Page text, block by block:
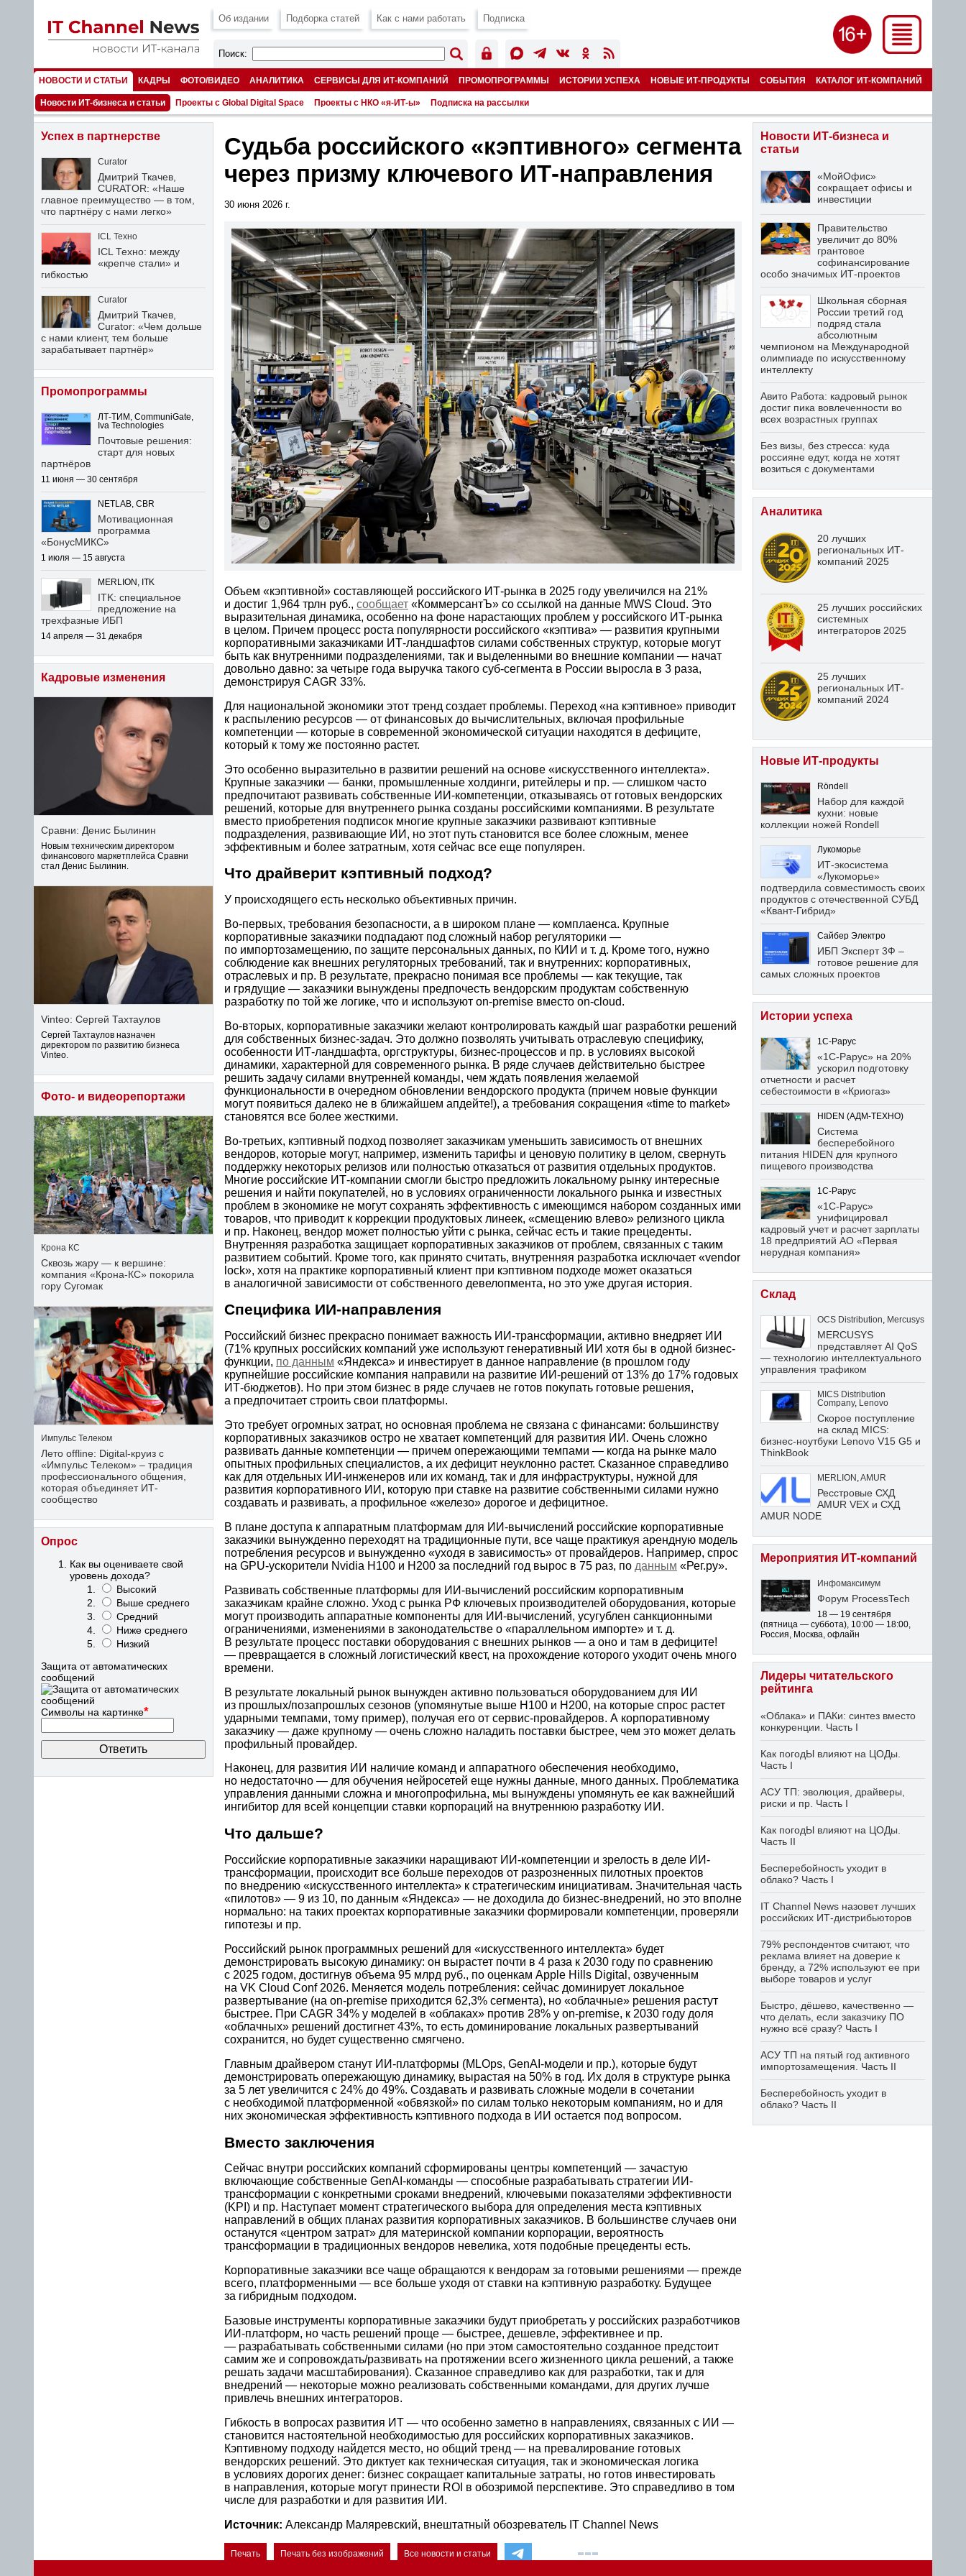
Об издании Подборка статей Как с нами работать Подписка
Поиск:
НОВОСТИ И СТАТЬИ КАДРЫ ФОТО/ВИДЕО АНАЛИТИКА СЕРВИСЫ ДЛЯ ИТ-КОМПАНИЙ ПРОМОПРОГРАММЫ ИСТОРИИ УСПЕХА НОВЫЕ ИТ-ПРОДУКТЫ СОБЫТИЯ КАТАЛОГ ИТ-КОМПАНИЙ
НОМЕРА
Новости ИТ-бизнеса и статьи Проекты с Global Digital Space Проекты с НКО «я-ИТ-ы» Подписка на рассылки
Судьба российского «кэптивного» сегмента
через призму ключевого ИТ-направления
30 июня 2026 г.
Объем «кэптивной» составляющей российского ИТ-рынка в 2025 году увеличился на 21%
и достиг 1,964 трлн руб., сообщает «КоммерсантЪ» со ссылкой на данные MWS Cloud. Это
выразительная динамика, особенно на фоне нарастающих проблем у российского ИТ-рынка
в целом. Причем процесс роста популярности российского «кэптива» — развития крупными
корпоративными заказчиками ИТ-ландшафтов силами собственных структур, которые могут
быть как внутренними подразделениями, так и выделенными во внешние компании — начат
довольно давно: за четыре года выручка такого суб-сегмента в России выросла в 3 раза,
демонстрируя CAGR 33%.
Для национальной экономики этот тренд создает проблемы. Переход «на кэптивное» приводит
к распылению ресурсов — от финансовых до вычислительных, включая профильные
компетенции — которые в современной экономической ситуации находятся в дефиците,
который к тому же постоянно растет.
Это особенно выразительно в развитии решений на основе «искусственного интеллекта».
Крупные заказчики — банки, промышленные холдинги, ритейлеры и пр. — слишком часто
предпочитают развивать собственные ИИ-компетенции, отказываясь от готовых вендорских
решений, которые для внутреннего рынка созданы российскими компаниями. В результате
вместо приобретения подписок многие крупные заказчики развивают кэптивные
подразделения, развивающие ИИ, но этот путь становится все более сложным, менее
эффективным и более затратным, хотя сейчас все еще популярен.
Что драйверит кэптивный подход?
У происходящего есть несколько объективных причин.
Во-первых, требования безопасности, а в широком плане — комплаенса. Крупные
корпоративные заказчики подпадают под сложный набор регуляторики —
по импортозамещению, по защите персональных данных, по КИИ и т. д. Кроме того, нужно
соблюдение как внешних регуляторных требований, так и внутренних: корпоративных,
отраслевых и пр. В результате, прекрасно понимая все проблемы — как текущие, так
и грядущие — заказчики вынуждены предпочесть вендорским продуктам собственную
разработку по той же логике, что и используют on-premise вместо on-cloud.
Во-вторых, корпоративные заказчики желают контролировать каждый шаг разработки решений
для собственных бизнес-задач. Это должно позволять учитывать отраслевую специфику,
особенности ИТ-ландшафта, оргструктуры, бизнес-процессов и пр. в условиях высокой
динамики, характерной для современного рынка. В ряде случаев действительно быстрее
решить задачу силами внутренней команды, чем ждать появления желаемой
функциональности в очередном обновлении вендорского продукта (причем новые функции
могут появиться далеко не в ближайшем апдейте!), а требования сокращения «time to market»
становятся все более жесткими.
Во-третьих, кэптивный подход позволяет заказчикам уменьшить зависимость от внешних
вендоров, которые могут, например, изменить тарифы и ценовую политику в целом, свернуть
поддержку некоторых релизов или полностью отказаться от развития отдельных продуктов.
Многие российские ИТ-компании смогли быстро предложить локальному рынку интересные
решения и найти покупателей, но в условиях ограниченности локального рынка и известных
проблем в экономике не могут сохранять эффективность с имеющимся набором созданных ими
товаров, что приводит к коррекции продуктовых линеек, «смещению влево» релизного цикла
и пр. Наконец, вендор может полностью уйти с рынка, сейчас есть и такие прецеденты.
Внутренняя разработка защищает корпоративных заказчиков от проблем, связанных с таким
развитием событий. Кроме того, как принято считать, внутренняя разработка исключает «vendor
lock», хотя на практике корпоративный клиент при кэптивном подходе может оказаться
в аналогичной зависимости от собственного девелопмента, но это уже другая история.
Специфика ИИ-направления
Российский бизнес прекрасно понимает важность ИИ-трансформации, активно внедряет ИИ
(71% крупных российских компаний уже используют генеративный ИИ хотя бы в одной бизнес-
функции, по данным «Яндекса» и инвестирует в данное направление (в прошлом году
крупнейшие российские компания направили на развитие ИИ-решений от 13% до 17% годовых
ИТ-бюджетов). Но при этом бизнес в ряде случаев не готов покупать готовые решения,
а предпочитает строить свои платформы.
Это требует огромных затрат, но основная проблема не связана с финансами: большинству
корпоративных заказчиков остро не хватает компетенций для развития ИИ. Очень сложно
развивать данные компетенции — причем опережающими темпами — когда на рынке мало
опытных профильных специалистов, а их дефицит неуклонно растет. Сказанное справедливо
как для отдельных ИИ-инженеров или их команд, так и для инфраструктуры, нужной для
развития корпоративного ИИ, которую при ставке на развитие собственными силами нужно
создавать и развивать, а профильное «железо» дорогое и дефицитное.
В плане доступа к аппаратным платформам для ИИ-вычислений российские корпоративные
заказчики вынужденно переходят на традиционные пути, все чаще практикуя арендную модель
потребления ресурсов и вынужденно «уходя в зависимость» от провайдеров. Например, спрос
на GPU-ускорители Nvidia H100 и H200 за последний год вырос в 75 раз, по данным «Рег.ру».
Развивать собственные платформы для ИИ-вычислений российским корпоративным
заказчикам крайне сложно. Уход с рынка РФ ключевых производителей оборудования, которые
могут производить аппаратные компоненты для ИИ-вычислений, усугублен санкционными
ограничениями, изменениями в законодательстве о «параллельном импорте» и т. д.
В результате процесс поставки оборудования с внешних рынков — а оно и там в дефиците!
— превращается в сложный логистический квест, на прохождение которого уходит очень много
времени.
В результате локальный рынок вынужден активно пользоваться оборудованием для ИИ
из прошлых/позапрошлых сезонов (упомянутые выше H100 и H200, на которые спрос растет
ударными темпами, тому пример), получая его от сервис-провайдеров. А корпоративному
заказчику — даже крупному — очень сложно наладить поставки быстрее, чем это может делать
профильный провайдер.
Наконец, для развития ИИ наличие команд и аппаратного обеспечения необходимо,
но недостаточно — для обучения нейросетей еще нужны данные, много данных. Проблематика
управления данными сложна и многопрофильна, мы вынуждены упомянуть ее как важнейший
ингибитор для всей концепции ставки корпораций на внутреннюю разработку ИИ.
Что дальше?
Российские корпоративные заказчики наращивают ИИ-компетенции и зрелость в деле ИИ-
трансформации, происходит все больше переходов от разрозненных пилотных проектов
по внедрению «искусственного интеллекта» к стратегическим инициативам. Значительная часть
«пилотов» — 9 из 10, по данным «Яндекса» — не доходила до бизнес-внедрений, но это вполне
нормально: на таких проектах корпоративные заказчики формировали компетенции, проверяли
гипотезы и пр.
Российский рынок программных решений для «искусственного интеллекта» будет
демонстрировать высокую динамику: он вырастет почти в 4 раза к 2030 году по сравнению
с 2025 годом, достигнув объема 95 млрд руб., по оценкам Apple Hills Digital, озвученным
на VK Cloud Conf 2026. Меняется модель потребления: сейчас доминирует локальное
развертывание (на on-premise приходится 62,3% сегмента), но «облачные» решения растут
быстрее. При CAGR 34% у моделей в «облаках» против 28% у on-premise, к 2030 году доля
«облачных» решений достигнет 43%, то есть доминирование локальных развертываний
сохранится, но будет существенно смягчено.
Главным драйвером станут ИИ-платформы (MLOps, GenAI-модели и пр.), которые будут
демонстрировать опережающую динамику, вырастая на 50% в год. Их доля в структуре рынка
за 5 лет увеличится с 24% до 49%. Создавать и развивать сложные модели в сочетании
с необходимой платформенной «обвязкой» по силам только некоторым компаниям, но и для
них экономическая эффективность кэптивного подхода в ИИ остается под вопросом.
Вместо заключения
Сейчас внутри российских компаний сформированы центры компетенций — зачастую
включающие собственные GenAI-команды — способные разрабатывать стратегии ИИ-
трансформации с конкретными сроками внедрений, ключевыми показателями эффективности
(KPI) и пр. Наступает момент стратегического выбора для определения места кэптивных
направлений в общих планах развития корпоративных заказчиков. В большинстве случаев они
останутся «центром затрат» для материнской компании корпорации, вероятность
трансформации в традиционных вендоров невелика, хотя подобные прецеденты есть.
Корпоративные заказчики все чаще обращаются к вендорам за готовыми решениями — прежде
всего, платформенными — все больше уходя от ставки на кэптивную разработку. Будущее
за гибридным подходом.
Базовые инструменты корпоративные заказчики будут приобретать у российских разработчиков
ИИ-платформ, но часть решений проще — быстрее, дешевле, эффективнее и пр.
— разрабатывать собственными силами (но при этом самостоятельно созданное предстоит
самим же и сопровождать/развивать на протяжении всего жизненного цикла решений, а также
решать задачи масштабирования). Сказанное справедливо как для разработки, так и для
внедрений — некоторые можно реализовать собственными командами, для других лучше
привлечь внешних интеграторов.
Гибкость в вопросах развития ИТ — что особенно заметно в направлениях, связанных с ИИ —
становится настоятельной необходимостью для российских корпоративных заказчиков.
Кэптивному подходу найдется место, но общий тренд — на превалирование готовых
вендорских решений. Это диктует как техническая ситуация, так и экономическая логика
в условиях дорогих денег: бизнес сокращает капитальные затраты, но готов инвестировать
в направления, которые могут принести ROI в обозримой перспективе. Это справедливо в том
числе для разработки и для развития ИИ.
Источник: Александр Маляревский, внештатный обозреватель IT Channel News
Печать Печать без изображений Все новости и статьи
Успех в партнерстве
Curator
Дмитрий Ткачев,
CURATOR: «Наше
главное преимущество — в том,
что партнёру с нами легко»
ICL Техно
ICL Техно: между
«крепче стали» и
гибкостью
Curator
Дмитрий Ткачев,
Curator: «Чем дольше
с нами клиент, тем больше
зарабатывает партнёр»
Промопрограммы
ЛТ-ТИМ, CommuniGate,
Iva Technologies
Почтовые решения:
старт для новых
партнёров
11 июня — 30 сентября
NETLAB, CBR
Мотивационная
программа
«БонусМИКС»
1 июля — 15 августа
MERLION, ITK
ITK: специальное
предложение на
трехфазные ИБП
14 апреля — 31 декабря
Кадровые изменения
Сравни: Денис Былинин
Новым техническим директором
финансового маркетплейса Сравни
стал Денис Былинин.
Vinteo: Сергей Тахтаулов
Сергей Тахтаулов назначен
директором по развитию бизнеса
Vinteo.
Фото- и видеорепортажи
Крона КС
Сквозь жару — к вершине:
компания «Крона‑КС» покорила
гору Сугомак
Импульс Телеком
Лето offline: Digital-круиз с
«Импульс Телеком» – традиция
профессионального общения,
которая объединяет ИТ-
сообщество
Опрос
Как вы оцениваете свой
уровень дохода?
Высокий
Выше среднего
Средний
Ниже среднего
Низкий
Защита от автоматических
сообщений
Символы на картинке*
Новости ИТ-бизнеса и
статьи
«МойОфис»
сокращает офисы и
инвестиции
Правительство
увеличит до 80%
грантовое
софинансирование
особо значимых ИТ-проектов
Школьная сборная
России третий год
подряд стала
абсолютным
чемпионом на Международной
олимпиаде по искусственному
интеллекту
Авито Работа: кадровый рынок
достиг пика вовлеченности во
всех возрастных группах
Без визы, без стресса: куда
россияне едут, когда не хотят
возиться с документами
Аналитика
20 лучших
региональных ИТ-
компаний 2025
25 лучших российских
системных
интеграторов 2025
25 лучших
региональных ИТ-
компаний 2024
Новые ИТ-продукты
Röndell
Набор для каждой
кухни: новые
коллекции ножей Rondell
Лукоморье
ИТ-экосистема
«Лукоморье»
подтвердила совместимость своих
продуктов с отечественной СУБД
«Квант-Гибрид»
Сайбер Электро
ИБП Эксперт 3Ф –
готовое решение для
самых сложных проектов
Истории успеха
1С-Рарус
«1С-Рарус» на 20%
ускорил подготовку
отчетности и расчет
себестоимости в «Криогаз»
HIDEN (АДМ-ТЕХНО)
Система
бесперебойного
питания HIDEN для крупного
пищевого производства
1С-Рарус
«1С-Рарус»
унифицировал
кадровый учет и расчет зарплаты
18 предприятий АО «Первая
нерудная компания»
Склад
OCS Distribution Mercusys
MERCUSYS
представляет AI QoS
— технологию интеллектуального
управления трафиком
MICS Distribution
Company, Lenovo
Скорое поступление
на склад MICS:
бизнес-ноутбуки Lenovo V15 G5 и
ThinkBook
MERLION AMUR
Ресстровые СХД
AMUR VEX и СХД
AMUR NODE
Мероприятия ИТ-компаний
Инфомаксимум
Форум ProcessTech
18 — 19 сентября
(пятница — суббота), 10:00 — 18:00,
Россия, Москва, офлайн
Лидеры читательского
рейтинга
«Облака» и ПАКи: синтез вместо
конкуренции. Часть I
Как погодЫ влияют на ЦОДы.
Часть I
АСУ ТП: эволюция, драйверы,
риски и пр. Часть I
Как погодЫ влияют на ЦОДы.
Часть II
Бесперебойность уходит в
облако? Часть I
IT Channel News назовет лучших
российских ИТ-дистрибьюторов
79% респондентов считают, что
реклама влияет на доверие к
бренду, а 72% используют ее при
выборе товаров и услуг
Быстро, дёшево, качественно —
что делать, если заказчику ПО
нужно всё сразу? Часть I
АСУ ТП на пятый год активного
импортозамещения. Часть II
Бесперебойность уходит в
облако? Часть II